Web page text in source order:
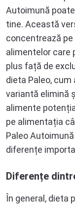
Autoimună
tine. Această
concentrează
alimentelor care
plus față de
dieta Paleo,
variantă elimină
alimente
pe alimentația
Paleo
diferențe
Diferențe
În general, dieta